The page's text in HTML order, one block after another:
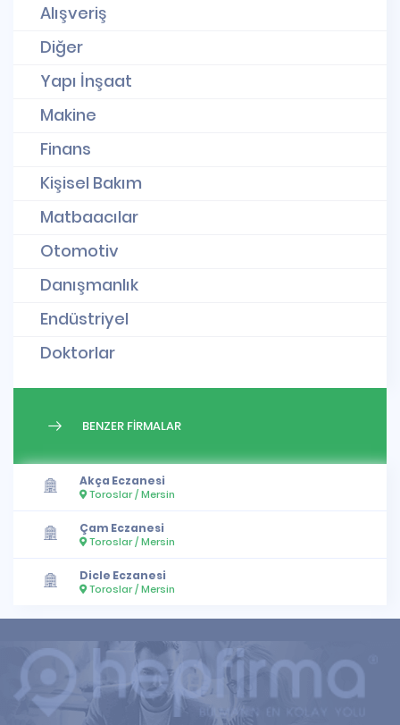
Alışveriş
Diğer
Yapı İnşaat
Makine
Finans
Kişisel Bakım
Matbaacılar
Otomotiv
Danışmanlık
Endüstriyel
Doktorlar
BENZER FİRMALAR
Akça Eczanesi
Toroslar / Mersin
Çam Eczanesi
Toroslar / Mersin
Dicle Eczanesi
Toroslar / Mersin